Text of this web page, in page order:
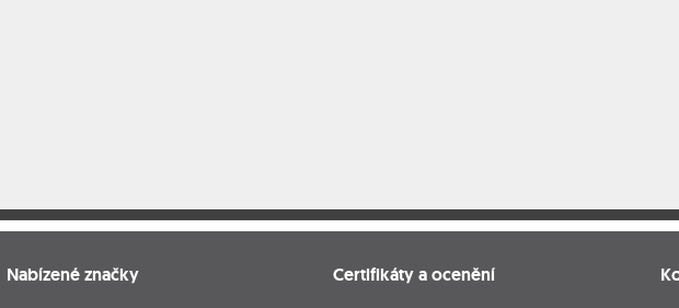
Nabízené značky Certifikáty a ocenění